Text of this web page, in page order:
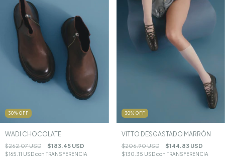
30% OFF
WADI CHOCOLATE
$262.07 USD $183.45 USD
$165.11 USDcon TRANSFERENCIA
30% OFF
VITTO DESGASTADO MARRÓN
$206.90 USD $144.83 USD
$130.35 USDcon TRANSFERENCIA